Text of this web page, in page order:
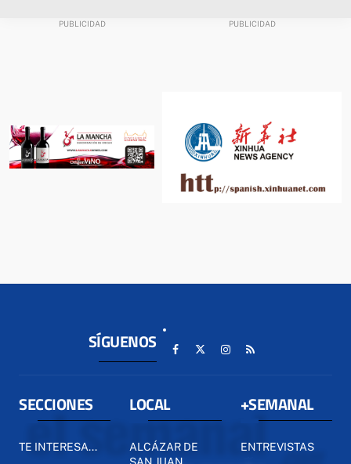
SÍGUENOS
SECCIONES
TE INTERESA...
LOCAL
ALCÁZAR DE
SAN JUAN
+SEMANAL
ENTREVISTAS